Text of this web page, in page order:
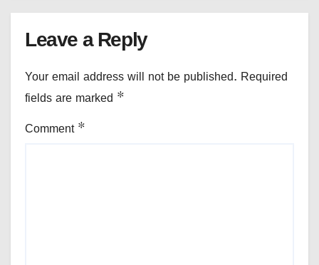
Leave a Reply
Your email address will not be published. Required
fields are marked *
Comment *